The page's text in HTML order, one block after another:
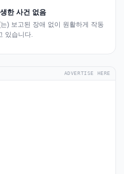
한 사건 없음
) 보고된 장애 없이 원활하게 작동
있습니다.
ADVERTISE HERE